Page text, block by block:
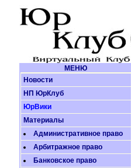
МЕНЮ
Новости
НП ЮрКлуб
ЮрВики
Материалы
Административное право
Арбитражное право
Банковское право